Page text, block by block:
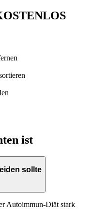
ist
sollte
Autoimmun-Diät stark